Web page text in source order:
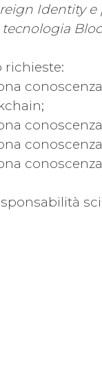
Identity e
richieste: